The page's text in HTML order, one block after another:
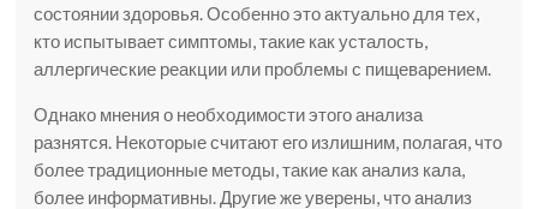
состоянии здоровья. Особенно это актуально для тех,
кто испытывает симптомы, такие как усталость,
аллергические реакции или проблемы с пищеварением.
Однако мнения о необходимости этого анализа
разнятся. Некоторые считают его излишним, полагая, что
более традиционные методы, такие как анализ кала,
более информативны. Другие же уверены, что анализ